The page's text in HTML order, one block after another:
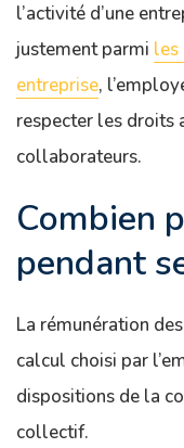
l’activité d’une
justement parmi les
entreprise,
respecter les droits
collaborateurs.
Combien
pendant
La rémunération
calcul choisi par
dispositions de la
collectif.